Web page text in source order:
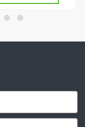
GASOLINA (2002
7 8